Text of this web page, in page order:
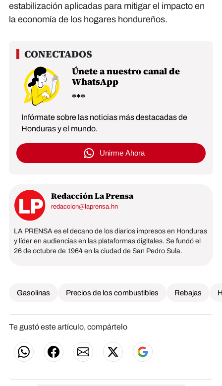
estabilización aplicadas para mitigar el impacto en
la economía de los hogares hondureños.
Únete a nuestro canal de
WhatsApp
Infórmate sobre las noticias más destacadas de
Honduras y el mundo.
Unirme Ahora
Redacción La Prensa
redaccion@laprensa.hn
LA PRENSA es el decano de los diarios impresos en Honduras
y líder en audiencias en las plataformas digitales. Se fundó el
26 de octubre de 1964 en la ciudad de San Pedro Sula.
Gasolinas Precios de los combustibles Rebajas
Te gustó este artículo, compártelo